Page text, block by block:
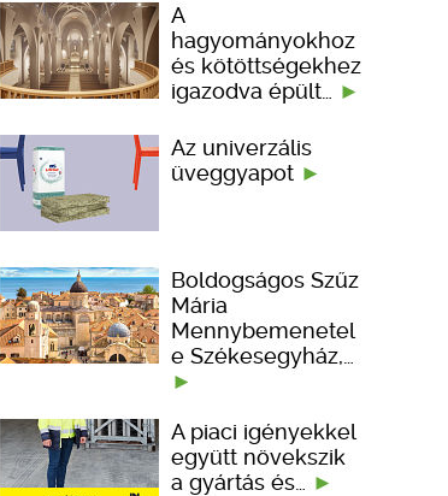
A
hagyományokhoz
és kötöttségekhez
igazodva épült…
Az univerzális
üveggyapot
Boldogságos Szűz
Mária
Mennybemenetel
e Székesegyház,…
A piaci igényekkel
együtt növekszik
a gyártás és…